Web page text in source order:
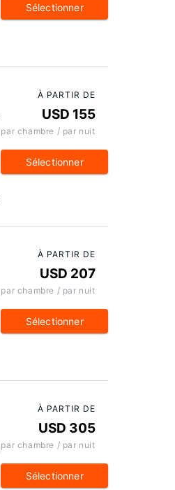
Sélectionner
À PARTIR DE
USD 155
par chambre / par nuit
Sélectionner
À PARTIR DE
USD 207
par chambre / par nuit
Sélectionner
À PARTIR DE
USD 305
par chambre / par nuit
Sélectionner